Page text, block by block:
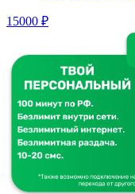
15000 ₽